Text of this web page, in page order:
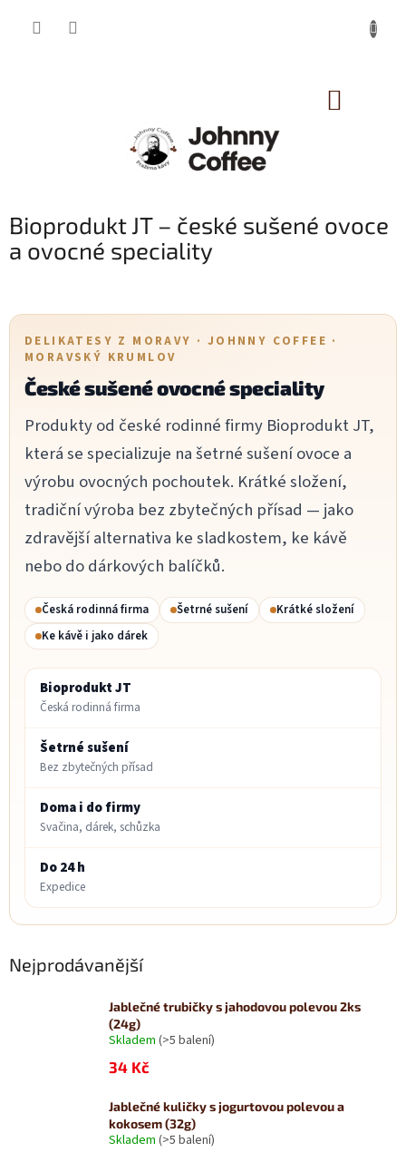
Bioprodukt JT – české sušené ovoce
a ovocné speciality
DELIKATESY Z MORAVY · JOHNNY COFFEE ·
MORAVSKÝ KRUMLOV
České sušené ovocné speciality
Produkty od české rodinné firmy Bioprodukt JT,
která se specializuje na šetrné sušení ovoce a
výrobu ovocných pochoutek. Krátké složení,
tradiční výroba bez zbytečných přísad — jako
zdravější alternativa ke sladkostem, ke kávě
nebo do dárkových balíčků.
Česká rodinná firma Šetrné sušení
Krátké složení
Ke kávě i jako dárek
Bioprodukt JT
Česká rodinná firma
Šetrné sušení
Bez zbytečných přísad
Doma i do firmy
Svačina, dárek, schůzka
Do 24 h
Expedice
Nejprodávanější
Jablečné trubičky s jahodovou polevou 2ks
(24g)
Skladem (>5 balení)
34 Kč
Jablečné kuličky s jogurtovou polevou a
kokosem (32g)
Skladem (>5 balení)